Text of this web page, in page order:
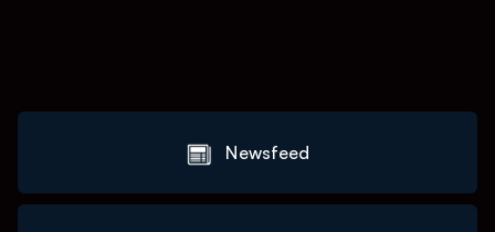
Newsfeed